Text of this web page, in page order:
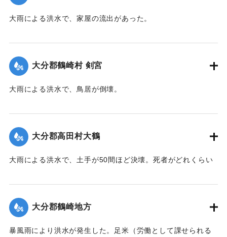
大雨による洪水で、家屋の流出があった。
｜固有コード:00208007
大分郡鶴崎村 剣宮
大雨による洪水で、鳥居が倒壊。
｜固有コード:00208008
大分郡高田村大鶴
大雨による洪水で、土手が50間ほど決壊。死者がどれくらい
大分郡鶴崎地方
暴風雨により洪水が発生した。足米（労働として課せられる